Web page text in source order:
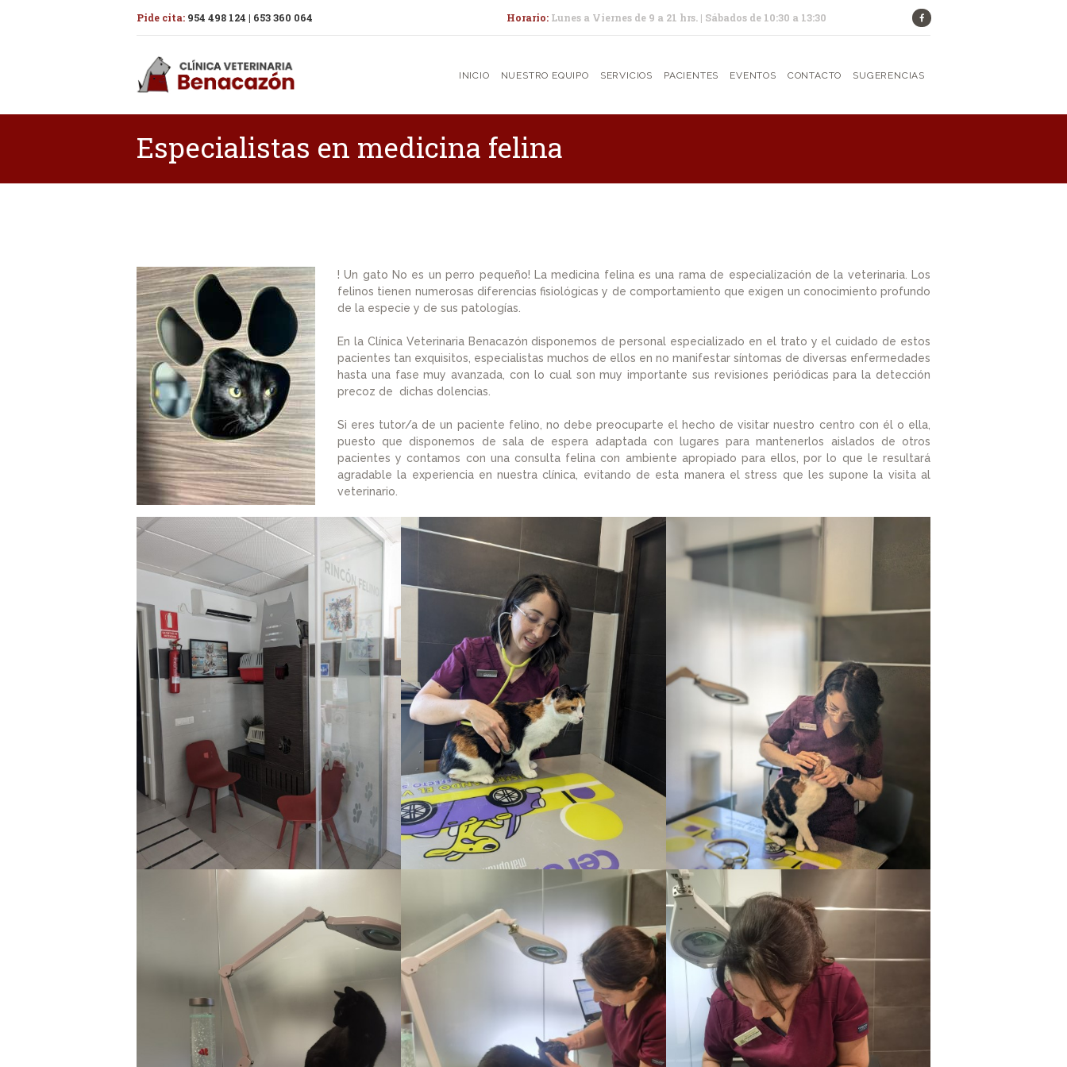
Pide cita: 954 498 124 | 653 360 064 Horario: Lunes a Viernes de 9 a 21 hrs. | Sábados de 10:30 a 13:30
INICIO NUESTRO EQUIPO SERVICIOS PACIENTES EVENTOS CONTACTO SUGERENCIAS
Especialistas en medicina felina
PACIENTES
EVENTOS
! Un gato No es un perro pequeño! La medicina felina es una rama de especialización de la veterinaria. Los
felinos tienen numerosas diferencias fisiológicas y de comportamiento que exigen un conocimiento profundo
de la especie y de sus patologías.
En la Clínica Veterinaria Benacazón disponemos de personal especializado en el trato y el cuidado de estos
pacientes tan exquisitos, especialistas muchos de ellos en no manifestar síntomas de diversas enfermedades
hasta una fase muy avanzada, con lo cual son muy importante sus revisiones periódicas para la detección
precoz de dichas dolencias.
Si eres tutor/a de un paciente felino, no debe preocuparte el hecho de visitar nuestro centro con él o ella,
puesto que disponemos de sala de espera adaptada con lugares para mantenerlos aislados de otros
pacientes y contamos con una consulta felina con ambiente apropiado para ellos, por lo que le resultará
agradable la experiencia en nuestra clínica, evitando de esta manera el stress que les supone la visita al
veterinario.